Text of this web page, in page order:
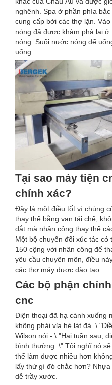
nghênh. Spa ở phần phía
cung cấp bởi các thợ lặn.
nóng đã được khám phá lại
nóng: Suối nước nóng để
uống.
Tại sao máy tiện
chính xác?
Đây là một điều tốt vì chúng
thay thế bằng van tái chế,
đắt mà nhân công thay thế
Một bộ chuyển đổi xúc tác
150 cộng với nhân công để
yêu cầu chuyên môn, điều
các thợ máy được đào tạo.
Các bộ phận
cnc
Điện thoại đã hạ cánh xuống
không phải vỉa hè lát đá. \
Wilson nói - \ "Hai tuần sau,
bình thường. \" Tôi nghĩ nó
thể làm được nhiều hơn
lấy thứ gì đó chắc hơn?
dễ trầy xước.